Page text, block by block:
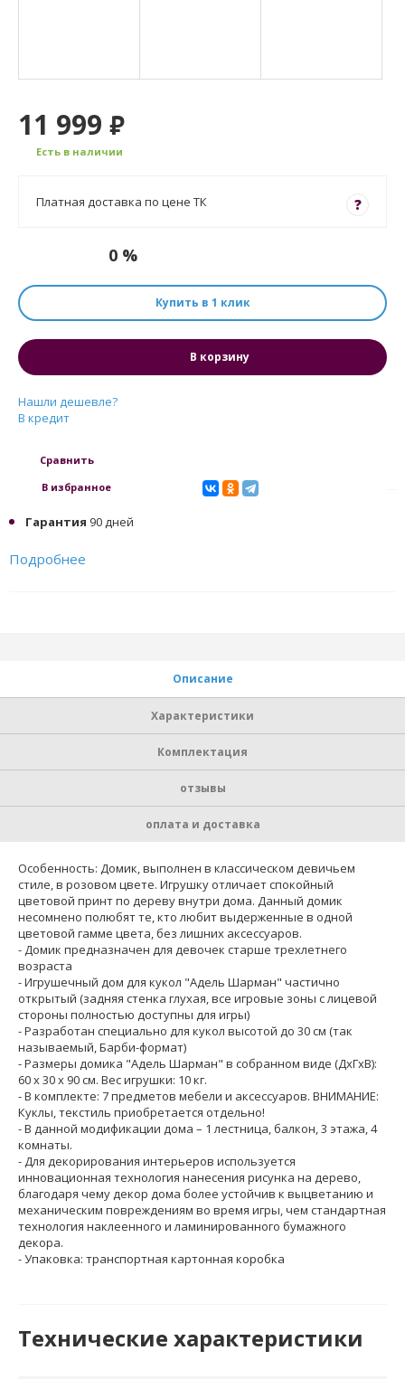
11 999 ₽
Есть в наличии
?
Платная доставка по цене ТК
0 %
Купить в 1 клик
В корзину
Нашли дешевле?
В кредит
Сравнить
В избранное
Гарантия 90 дней
Подробнее
Описание
Характеристики
Комплектация
отзывы
оплата и доставка
Особенность: Домик, выполнен в классическом девичьем
стиле, в розовом цвете. Игрушку отличает спокойный
цветовой принт по дереву внутри дома. Данный домик
несомнено полюбят те, кто любит выдерженные в одной
цветовой гамме цвета, без лишних аксессуаров.
- Домик предназначен для девочек старше трехлетнего
возраста
- Игрушечный дом для кукол "Адель Шарман" частично
открытый (задняя стенка глухая, все игровые зоны с лицевой
стороны полностью доступны для игры)
- Разработан специально для кукол высотой до 30 см (так
называемый, Барби-формат)
- Размеры домика "Адель Шарман" в собранном виде (ДхГхВ):
60 х 30 х 90 см. Вес игрушки: 10 кг.
- В комплекте: 7 предметов мебели и аксессуаров. ВНИМАНИЕ:
Куклы, текстиль приобретается отдельно!
- В данной модификации дома – 1 лестница, балкон, 3 этажа, 4
комнаты.
- Для декорирования интерьеров используется
инновационная технология нанесения рисунка на дерево,
благодаря чему декор дома более устойчив к выцветанию и
механическим повреждениям во время игры, чем стандартная
технология наклеенного и ламинированного бумажного
декора.
- Упаковка: транспортная картонная коробка
Технические характеристики